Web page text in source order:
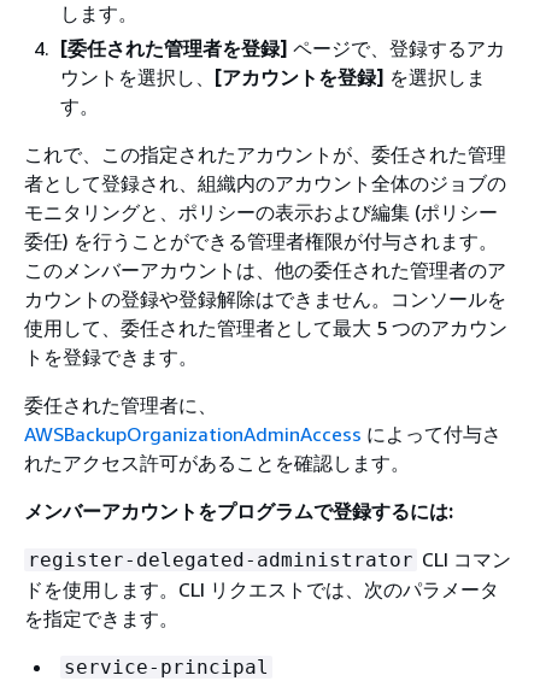
します。
[委任された管理者を登録] ページで、登録するアカ
ウントを選択し、
[アカウントを登録] を選択しま
す。
これで、この指定されたアカウントが、委任された管理
者として登録され、組織内のアカウント全体のジョブの
モニタリングと、ポリシーの表示および編集 (ポリシー
委任) を行うことができる管理者権限が付与されます。
このメンバーアカウントは、他の委任された管理者のア
カウントの登録や登録解除はできません。コンソールを
使用して、委任された管理者として最大 5 つのアカウン
トを登録できます。
委任された管理者に、
AWSBackupOrganizationAdminAccess によって付与さ
れたアクセス許可があることを確認します。
メンバーアカウントをプログラムで登録するには:
register-delegated-administrator CLI コマン
ドを使用します。CLI リクエストでは、次のパラメータ
を指定できます。
service-principal